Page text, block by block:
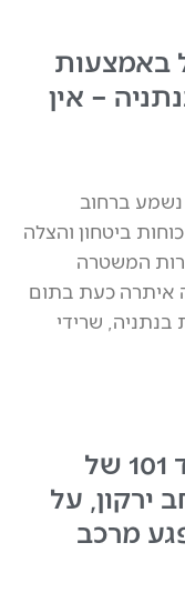
באמצעות
– אין
נשמע ברחוב
ביטחון והצלה
המשטרה
איתרה כעת בתום
בנתניה, שרידי
דיווח במוקד 101 של
ירקון, על
מרכב